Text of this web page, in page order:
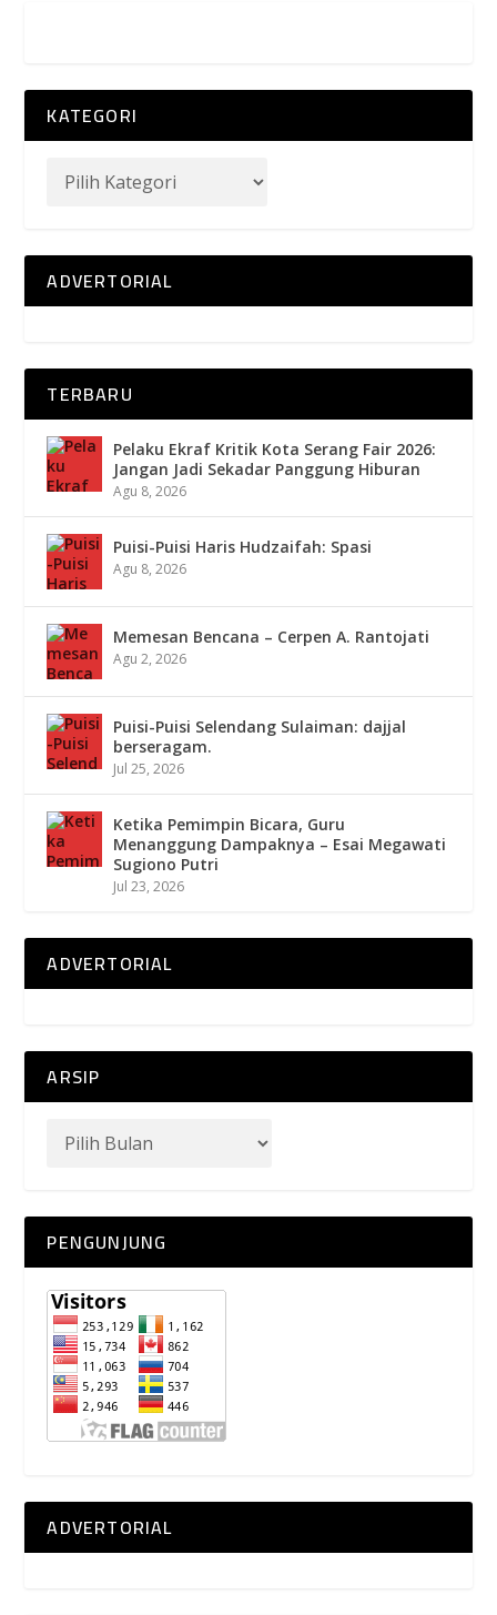
KATEGORI
ADVERTORIAL
TERBARU
Pelaku Ekraf Kritik Kota Serang Fair 2026:
Jangan Jadi Sekadar Panggung Hiburan
Agu 8, 2026
Puisi-Puisi Haris Hudzaifah: Spasi
Agu 8, 2026
Memesan Bencana – Cerpen A. Rantojati
Agu 2, 2026
Puisi-Puisi Selendang Sulaiman: dajjal
berseragam.
Jul 25, 2026
Ketika Pemimpin Bicara, Guru
Menanggung Dampaknya – Esai Megawati
Sugiono Putri
Jul 23, 2026
ADVERTORIAL
ARSIP
PENGUNJUNG
ADVERTORIAL